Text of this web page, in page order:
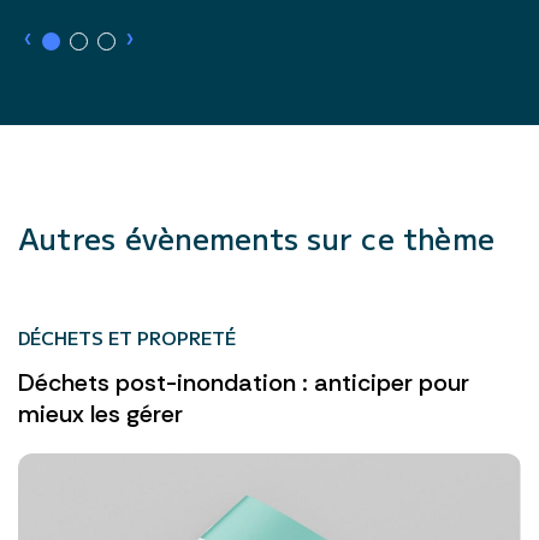
› ›
Autres évènements sur ce thème
DÉCHETS ET PROPRETÉ
Déchets post-inondation : anticiper pour
mieux les gérer